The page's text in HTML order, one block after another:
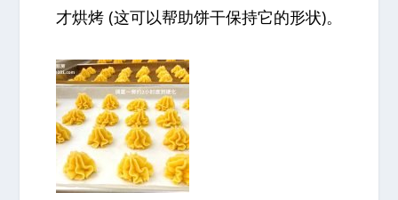
才烘烤 (这可以帮助饼干保持它的形状)。